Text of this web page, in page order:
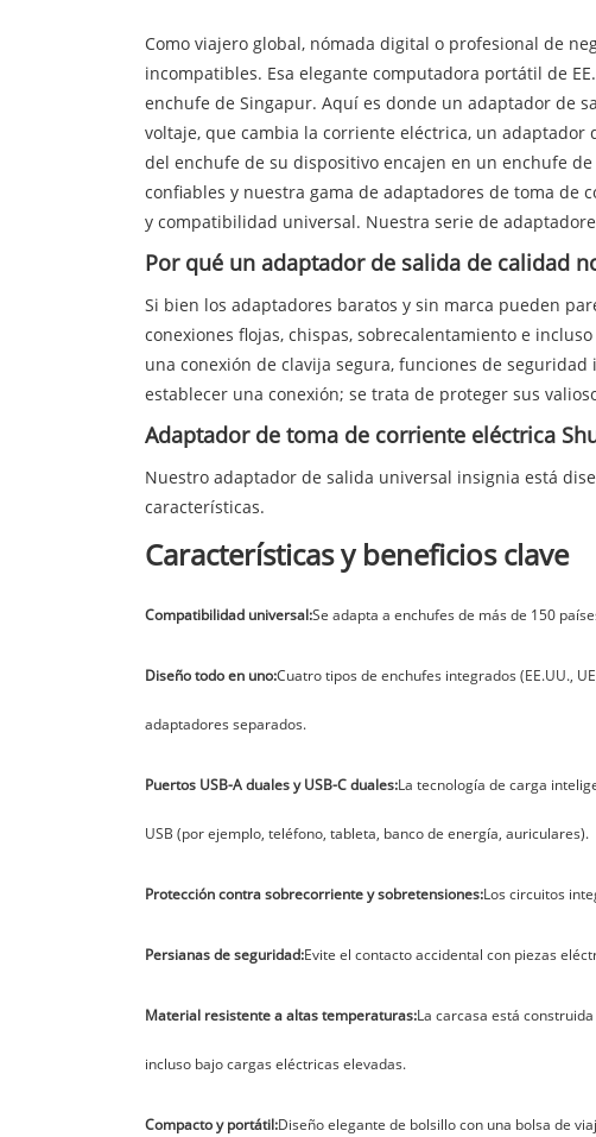
Como viajero global, nómada digital o profesional de
incompatibles. Esa elegante computadora portátil de
enchufe de Singapur. Aquí es donde un adaptador de
voltaje, que cambia la corriente eléctrica, un
del enchufe de su dispositivo encajen en un enchufe
confiables y nuestra gama de adaptadores de toma
y compatibilidad universal. Nuestra serie de
Por qué un adaptador de salida de calidad
Si bien los adaptadores baratos y sin marca pueden
conexiones flojas, chispas, sobrecalentamiento e
una conexión de clavija segura, funciones de
establecer una conexión; se trata de proteger sus
Adaptador de toma de corriente eléctrica
Nuestro adaptador de salida universal insignia está
características.
Características y beneficios clave
Compatibilidad universal:Se adapta a enchufes de más de 150
Diseño todo en uno:Cuatro tipos de enchufes integrados (EE.UU.,
adaptadores separados.
Puertos USB-A duales y USB-C duales:La tecnología de carga
USB (por ejemplo, teléfono, tableta, banco de energía, auriculares).
Protección contra sobrecorriente y sobretensiones:Los circuitos
Persianas de seguridad:Evite el contacto accidental con piezas
Material resistente a altas temperaturas:La carcasa está
incluso bajo cargas eléctricas elevadas.
Compacto y portátil:Diseño elegante de bolsillo con una bolsa de